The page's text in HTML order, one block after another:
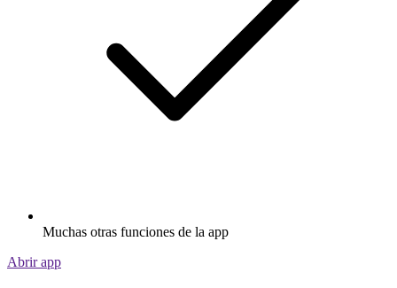
Muchas otras funciones de la app
Abrir app